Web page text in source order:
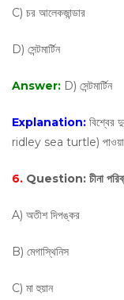
C) চর আলেকজান্ডার
D) সেন্টমার্টিন
Answer: D) সেন্টমার্টিন
Explanation: বিশ্বের
ridley sea turtle) পাওয়া যায়
6. Question: চীনা
A) অতীশ দিপঙ্কর
B) মেগাস্থিনিস
C) মা হুয়ান